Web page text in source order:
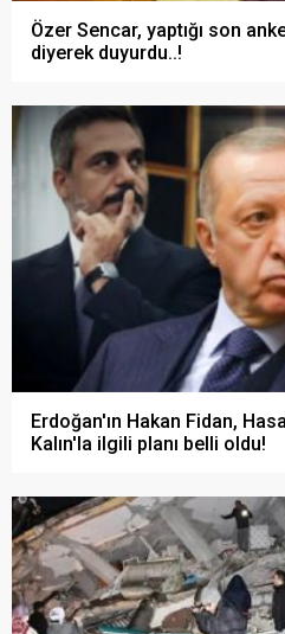
Özer Sencar, yaptığı son
diyerek duyurdu..!
Erdoğan'ın Hakan Fidan,
Kalın'la ilgili planı belli oldu!